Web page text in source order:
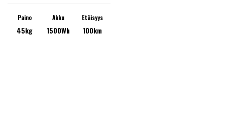
Paino
45kg
Akku
1500Wh
Etäisyys
100km